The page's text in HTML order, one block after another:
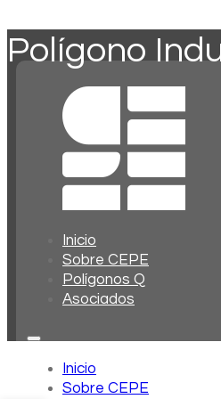
Inicio
Sobre CEPE
Polígonos Q
Asociados
Inicio
Sobre CEPE
Polígono